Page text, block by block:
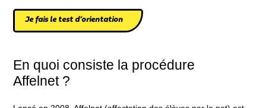
Je fais le test d’orientation
En quoi consiste la procédure
Affelnet ?